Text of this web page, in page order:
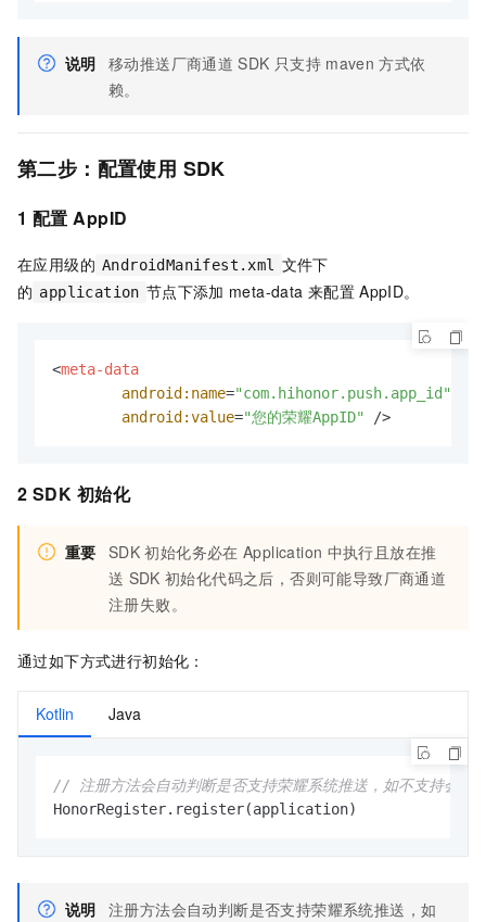
说明 移动推送厂商通道 SDK 只支持 maven 方式依
赖。
第二步：配置使用 SDK
1 配置 AppID
在应用级的 AndroidManifest.xml
文件下
的 application 节点下添加 meta-data 来配置 AppID。
<meta-data
android:name="com.hihonor.push.app_id"
android:value="您的荣耀AppID" />
2 SDK 初始化
重要 SDK 初始化务必在 Application 中执行且放在推
送 SDK 初始化代码之后，否则可能导致厂商通道
注册失败。
通过如下方式进行初始化：
Kotlin Java
// 注册方法会自动判断是否支持荣耀系统推送，如不支持会跳
HonorRegister.register(application)
说明 注册方法会自动判断是否支持荣耀系统推送，如